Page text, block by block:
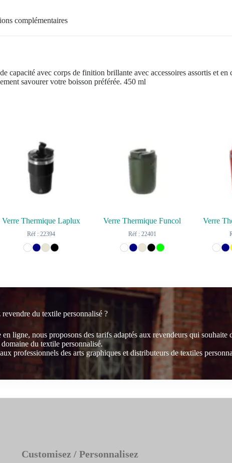
complémentaires
capacité avec corps de finition brillante avec accessoires assortis et
savourer votre boisson préférée. 450 ml
Verre Thermique Laplux
Réf : 22394
Verre Thermique Funcol
Réf : 22401
Verre
revendre du textile personnalisé ?
en ligne, nous proposons des tarifs adaptés aux revendeurs qui souhaite
du textile personnalisé.
professionnels des arts graphiques et distributeurs de textiles
Customisez / Personnalisez